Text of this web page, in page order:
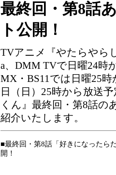
最終回・第8話
ト公開！
TVアニメ『やたらやら
a、DMM TVで日曜24時
MX・BS11では日曜25
日（日）25時から放送
くん』最終回・第8話
紹介いたします。
■最終回・第8話「好きになったら
開！